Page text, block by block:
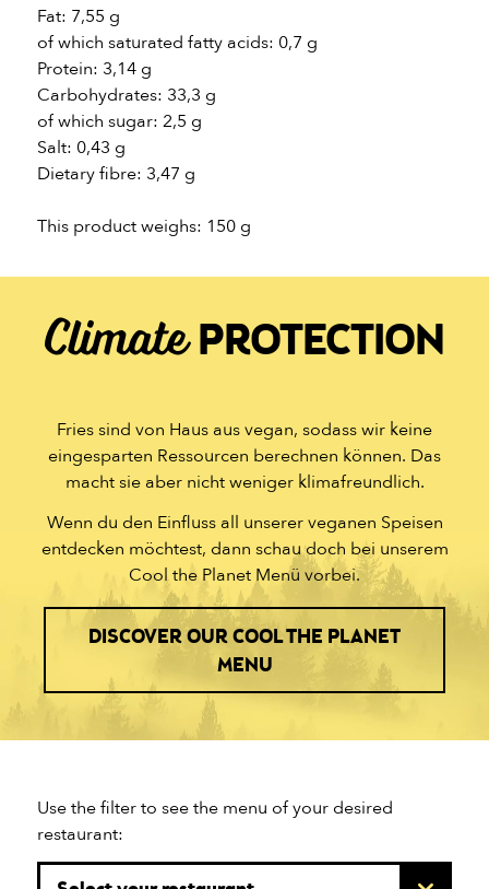
Fat: 7,55 g
of which saturated fatty acids: 0,7 g
Protein: 3,14 g
Carbohydrates: 33,3 g
of which sugar: 2,5 g
Salt: 0,43 g
Dietary fibre: 3,47 g
This product weighs: 150 g
ClimatePROTECTION
Fries sind von Haus aus vegan, sodass wir keine
eingesparten Ressourcen berechnen können. Das
macht sie aber nicht weniger klimafreundlich.
Wenn du den Einfluss all unserer veganen Speisen
entdecken möchtest, dann schau doch bei unserem
Cool the Planet Menü vorbei.
DISCOVER OUR COOL THE PLANET
MENU
Use the filter to see the menu of your desired
restaurant: